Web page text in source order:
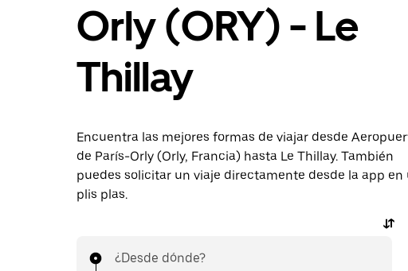
Orly (ORY) - Le
Thillay
Encuentra las mejores formas de viajar desde
de París-Orly (Orly, Francia) hasta Le Thillay. También
puedes solicitar un viaje directamente desde la app en
plis plas.
¿Desde dónde?